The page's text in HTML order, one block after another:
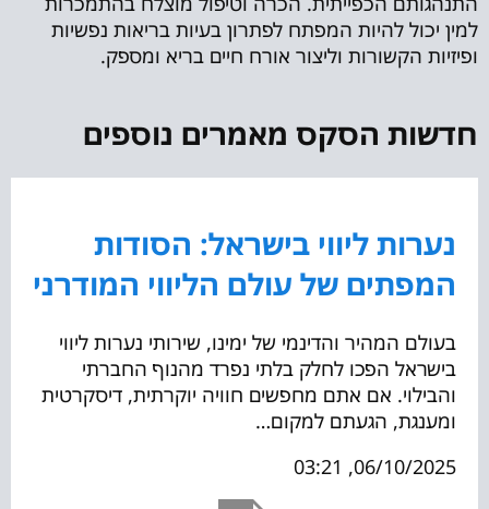
למין יכול להיות המפתח לפתרון בעיות בריאות נפשיות
ופיזיות הקשורות וליצור אורח חיים בריא ומספק.
חדשות הסקס מאמרים נוספים
נערות ליווי בישראל: הסודות
המפתים של עולם הליווי המודרני
בעולם המהיר והדינמי של ימינו, שירותי נערות ליווי
בישראל הפכו לחלק בלתי נפרד מהנוף החברתי
והבילוי. אם אתם מחפשים חוויה יוקרתית, דיסקרטית
ומענגת, הגעתם למקום…
06/10/2025, 03:21